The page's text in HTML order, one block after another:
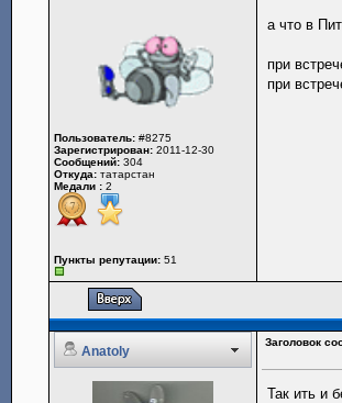
Пользователь: #8275
Зарегистрирован: 2011-12-30
Сообщений: 304
Откуда: татарстан
Медали : 2
Пункты репутации: 51
а что в
при
при
Anatoly
Заголовок
Так ить и